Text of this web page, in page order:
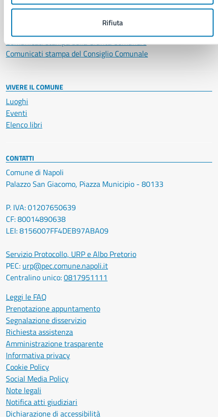
Rifiuta
Notizie
Comunicati stampa della Giunta Comunale
Comunicati stampa del Consiglio Comunale
VIVERE IL COMUNE
Luoghi
Eventi
Elenco libri
CONTATTI
Comune di Napoli
Palazzo San Giacomo, Piazza Municipio - 80133
P. IVA: 01207650639
CF: 80014890638
LEI: 8156007FF4DEB97ABA09
Servizio Protocollo, URP e Albo Pretorio
PEC: urp@pec.comune.napoli.it
Centralino unico:0817951111
Leggi le FAQ
Prenotazione appuntamento
Segnalazione disservizio
Richiesta assistenza
Amministrazione trasparente
Informativa privacy
Cookie Policy
Social Media Policy
Note legali
Notifica atti giudiziari
Dichiarazione di accessibilità